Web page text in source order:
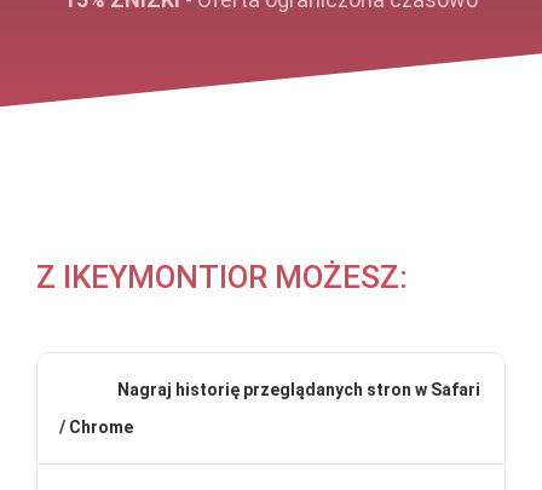
Z IKEYMONTIOR MOŻESZ:
Nagraj historię przeglądanych stron w Safari
/ Chrome